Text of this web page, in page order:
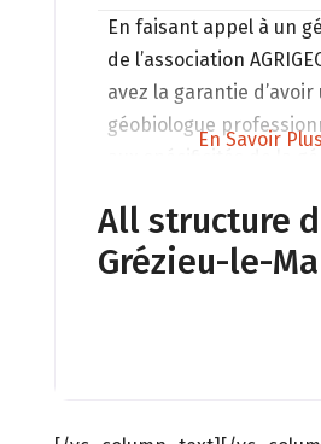
En faisant appel à un
de l’association
avez la garantie d’avoir
géobiologue
En Savoir
All structure
Grézieu-le-